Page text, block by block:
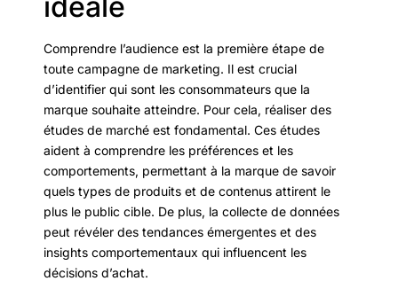
Comprendre l’audience est la première étape de
toute campagne de marketing. Il est crucial
d’identifier qui sont les consommateurs que la
marque souhaite atteindre. Pour cela, réaliser des
études de marché est fondamental. Ces études
aident à comprendre les préférences et les
comportements, permettant à la marque de savoir
quels types de produits et de contenus attirent le
plus le public cible. De plus, la collecte de données
peut révéler des tendances émergentes et des
insights comportementaux qui influencent les
décisions d’achat.